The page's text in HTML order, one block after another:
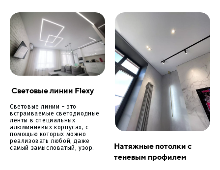
Световые линии Flexy
Световые линии – это
встраиваемые светодиодные
ленты в специальных
алюминиевых корпусах, с
помощью которых можно
реализовать любой, даже
самый замысловатый, узор.
Натяжные потолки с
теневым профилем